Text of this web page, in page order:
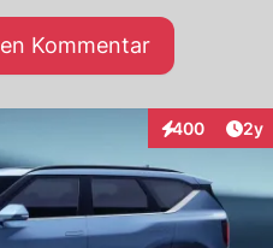
Kommentar
400
Interaktionen
2y